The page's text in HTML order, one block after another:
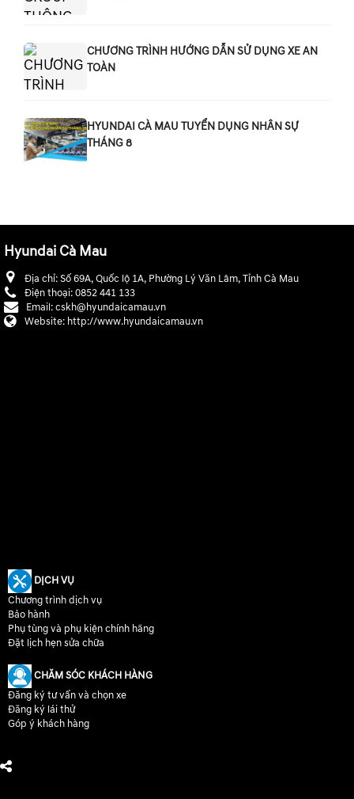
CHƯƠNG TRÌNH HƯỚNG DẪN SỬ DỤNG XE AN
TOÀN
HYUNDAI CÀ MAU TUYỂN DỤNG NHÂN SỰ
THÁNG 8
Hyundai Cà Mau
Địa chỉ:Số 69A, Quốc lộ 1A, Phường Lý Văn Lâm, Tỉnh Cà Mau
Điện thoại:0852 441 133
Email:cskh@hyundaicamau.vn
Website: http://www.hyundaicamau.vn
DỊCH VỤ
Chương trình dịch vụ
Bảo hành
Phụ tùng và phụ kiện chính hãng
Đặt lịch hẹn sửa chữa
CHĂM SÓC KHÁCH HÀNG
Đăng ký tư vấn và chọn xe
Đăng ký lái thử
Góp ý khách hàng